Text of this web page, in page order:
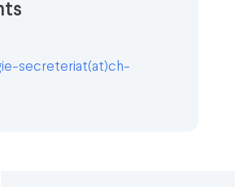
secreteriat(at)ch-